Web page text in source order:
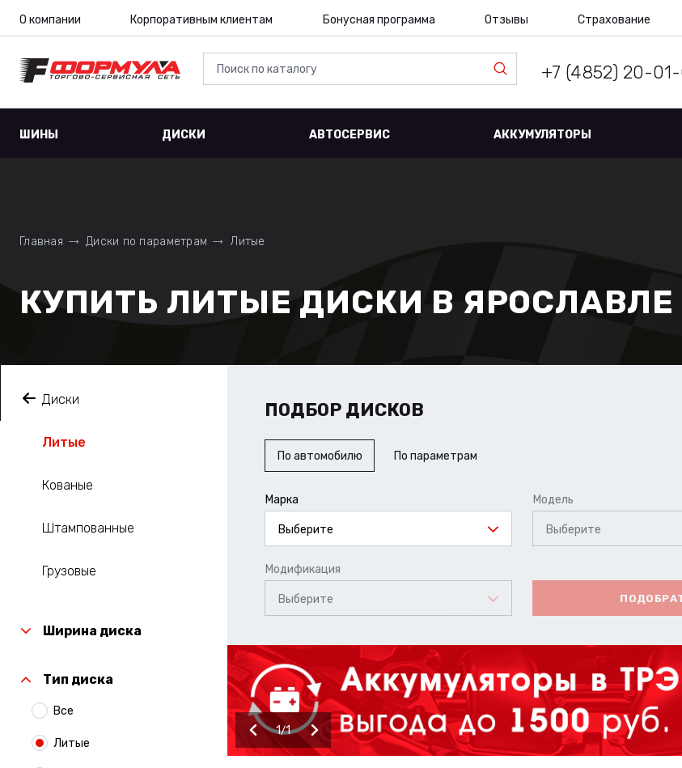
О компании Корпоративным клиентам Бонусная программа Отзывы Страхование
+7 (4852) 20-01-
ШИНЫ ДИСКИ АВТОСЕРВИС АККУМУЛЯТОРЫ
Главная Диски по параметрам Литые
КУПИТЬ ЛИТЫЕ ДИСКИ В ЯРОСЛАВЛЕ
Диски
Литые
Кованые
Штампованные
Грузовые
Ширина диска
Тип диска
Все
Литые
ПОДБОР ДИСКОВ
По автомобилю По параметрам
Марка
Выберите
Модель
Выберите
Модификация
Выберите
1 1